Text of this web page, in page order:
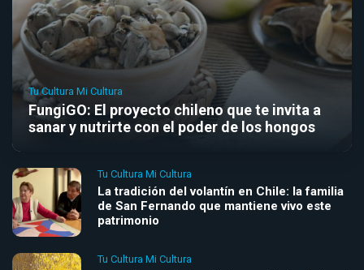
Tu Cultura Mi Cultura
FungiGO: El proyecto chileno que te invita a
sanar y nutrirte con el poder de los hongos
Tu Cultura Mi Cultura
La tradición del volantín en Chile: la familia
de San Fernando que mantiene vivo este
patrimonio
Tu Cultura Mi Cultura